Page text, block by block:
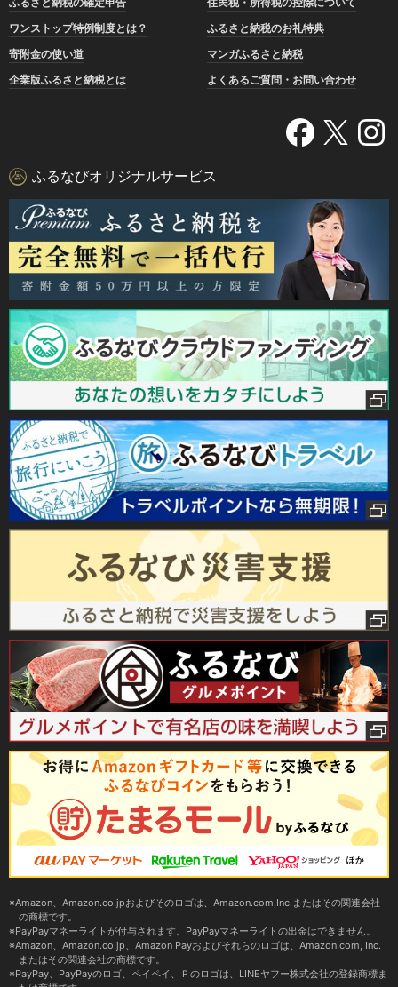
ワンストップ特例制度とは？
ふるさと納税のお礼特典
寄附金の使い道
マンガふるさと納税
企業版ふるさと納税とは
よくあるご質問・お問い合わせ
ふるなびオリジナルサービス
Amazon、Amazon.co.jpおよびそのロゴは、Amazon.com,Inc.またはその関連会社
の商標です。
PayPayマネーライトが付与されます。PayPayマネーライトの出金はできません。
Amazon、Amazon.co.jp、Amazon Payおよびそれらのロゴは、Amazon.com, Inc.
またはその関連会社の商標です。
PayPay、PayPayのロゴ、ペイペイ、Ｐのロゴは、LINEヤフー株式会社の登録商標ま